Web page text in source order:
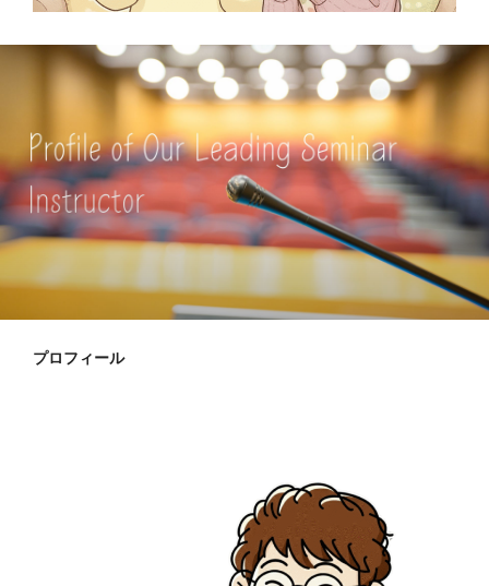
プロフィール